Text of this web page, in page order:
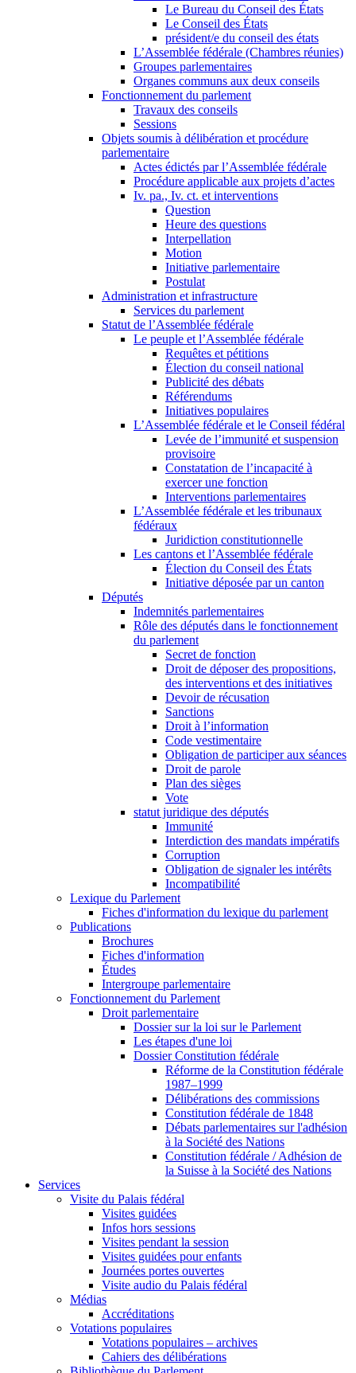
Le Bureau du Conseil des États
Le Conseil des États
président/e du conseil des états
L’Assemblée fédérale (Chambres réunies)
Groupes parlementaires
Organes communs aux deux conseils
Fonctionnement du parlement
Travaux des conseils
Sessions
Objets soumis à délibération et procédure
parlementaire
Actes édictés par l’Assemblée fédérale
Procédure applicable aux projets d’actes
Iv. pa., Iv. ct. et interventions
Question
Heure des questions
Interpellation
Motion
Initiative parlementaire
Postulat
Administration et infrastructure
Services du parlement
Statut de l’Assemblée fédérale
Le peuple et l’Assemblée fédérale
Requêtes et pétitions
Élection du conseil national
Publicité des débats
Référendums
Initiatives populaires
L’Assemblée fédérale et le Conseil fédéral
Levée de l’immunité et suspension
provisoire
Constatation de l’incapacité à
exercer une fonction
Interventions parlementaires
L’Assemblée fédérale et les tribunaux
fédéraux
Juridiction constitutionnelle
Les cantons et l’Assemblée fédérale
Élection du Conseil des États
Initiative déposée par un canton
Députés
Indemnités parlementaires
Rôle des députés dans le fonctionnement
du parlement
Secret de fonction
Droit de déposer des propositions,
des interventions et des initiatives
Devoir de récusation
Sanctions
Droit à l’information
Code vestimentaire
Obligation de participer aux séances
Droit de parole
Plan des sièges
Vote
statut juridique des députés
Immunité
Interdiction des mandats impératifs
Corruption
Obligation de signaler les intérêts
Incompatibilité
Lexique du Parlement
Fiches d'information du lexique du parlement
Publications
Brochures
Fiches d'information
Études
Intergroupe parlementaire
Fonctionnement du Parlement
Droit parlementaire
Dossier sur la loi sur le Parlement
Les étapes d'une loi
Dossier Constitution fédérale
Réforme de la Constitution fédérale
1987–1999
Délibérations des commissions
Constitution fédérale de 1848
Débats parlementaires sur l'adhésion
à la Société des Nations
Constitution fédérale / Adhésion de
la Suisse à la Société des Nations
Services
Visite du Palais fédéral
Visites guidées
Infos hors sessions
Visites pendant la session
Visites guidées pour enfants
Journées portes ouvertes
Visite audio du Palais fédéral
Médias
Accréditations
Votations populaires
Votations populaires – archives
Cahiers des délibérations